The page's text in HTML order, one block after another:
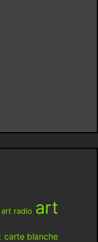
art radio art
carte blanche